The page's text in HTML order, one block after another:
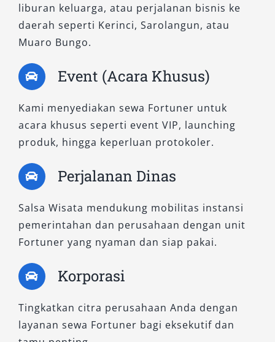
formal, maupun ke luar kota.
B. Tipe Fortuner 4×4: Tangguh
untuk Medan Berat dan Perjalanan
Ekstrem
1. Fortuner 2.8 VRZ 4×4 A/T Non RSE
Dilengkapi penggerak empat roda (4WD),
varian ini mampu melibas medan menantang
tanpa kehilangan kenyamanan. Mesin diesel
membuatnya sangat cocok untuk ekspedisi
atau perjalanan ke daerah terpencil. Meskipun
tanpa Rear Seat Entertainment (RSE), kabin
tetap lega dan ergonomis, menjadikannya opsi
tepat bagi pengguna yang butuh mobil tahan
banting namun tetap bergaya.
2. Fortuner 2.8 VRZ 4×4 A/T
liburan keluarga, atau perjalanan bisnis ke
daerah seperti Kerinci, Sarolangun, atau
Muaro Bungo.
Event (Acara Khusus)
Kami menyediakan sewa Fortuner untuk
acara khusus seperti event VIP, launching
produk, hingga keperluan protokoler.
Perjalanan Dinas
Salsa Wisata mendukung mobilitas instansi
pemerintahan dan perusahaan dengan unit
Fortuner yang nyaman dan siap pakai.
Korporasi
Tingkatkan citra perusahaan Anda dengan
layanan sewa Fortuner bagi eksekutif dan